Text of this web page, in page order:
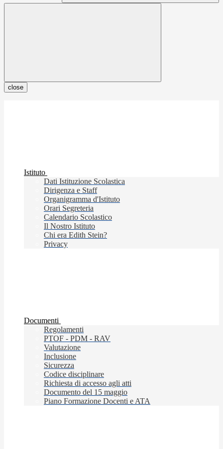
close
Istituto
Dati Istituzione Scolastica
Dirigenza e Staff
Organigramma d'Istituto
Orari Segreteria
Calendario Scolastico
Il Nostro Istituto
Chi era Edith Stein?
Privacy
Documenti
Regolamenti
PTOF - PDM - RAV
Valutazione
Inclusione
Sicurezza
Codice disciplinare
Richiesta di accesso agli atti
Documento del 15 maggio
Piano Formazione Docenti e ATA